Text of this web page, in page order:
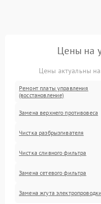
Цены на
Цены актуальны
Ремонт платы управления
(восстановление)
Замена верхнего противовеса
Чистка разбрызгивателя
Чистка сливного фильтра
Замена сетевого фильтра
Замена жгута электропроводки